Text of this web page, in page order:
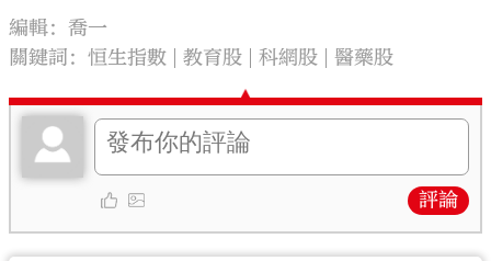
編輯：喬一
關鍵詞：恒生指數 教育股 科網股 醫藥股
評論